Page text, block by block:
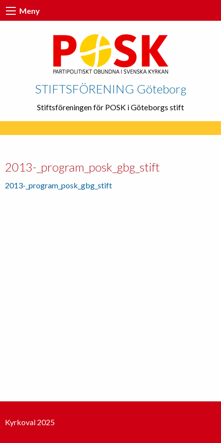
Meny
STIFTSFÖRENING Göteborg
Stiftsföreningen för POSK i Göteborgs stift
2013-_program_posk_gbg_stift
2013-_program_posk_gbg_stift
Kyrkoval 2025